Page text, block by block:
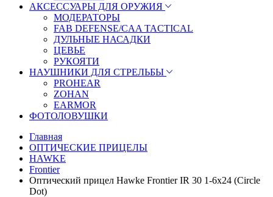
АКСЕССУАРЫ ДЛЯ ОРУЖИЯ
МОДЕРАТОРЫ
FAB DEFENSE/CAA TACTICAL
ДУЛЬНЫЕ НАСАДКИ
ЦЕВЬЕ
РУКОЯТИ
НАУШНИКИ ДЛЯ СТРЕЛЬБЫ
PROHEAR
ZOHAN
EARMOR
ФОТОЛОВУШКИ
Главная
ОПТИЧЕСКИЕ ПРИЦЕЛЫ
HAWKE
Frontier
Оптический прицел Hawke Frontier IR 30 1-6x24 (Circle
Dot)